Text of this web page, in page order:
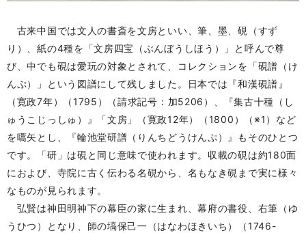
古来中国では文人の書斎を文房といい、筆、墨、硯（すず
り）、紙の4種を「文房四宝（ぶんぼうしほう）」と呼んで尊
び、中でも硯は愛玩の対象とされて、コレクションを「硯譜（け
んぷ）」という図譜にして残しました。日本では『和漢硯譜』
（寛政7年）（1795）（請求記号：加5206）、『集古十種（し
ゅうこじっしゅ）』「文房」（寛政12年）（1800）（※1）など
を嚆矢とし、『輪池堂研譜（りんちどうけんぷ）』もそのひとつ
です。「研」は硯と同じ意味で使われます。収載の硯は約180面
におよび、寺院に古く伝わる名硯から、名もなき硯まで実に様々
なものが見られます。
弘賢は神田明神下の幕臣の家に生まれ、幕府の書役、右筆（ゆ
うひつ）となり、師の塙保己一（はなわほきいち）（1746-